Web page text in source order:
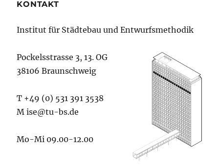
KONTAKT
Institut für Städtebau und Entwurfsmethodik
Pockelsstrasse 3, 13. OG
38106 Braunschweig
T +49 (0) 531 391 3538
M ise@tu-bs.de
Mo-Mi 09.00-12.00